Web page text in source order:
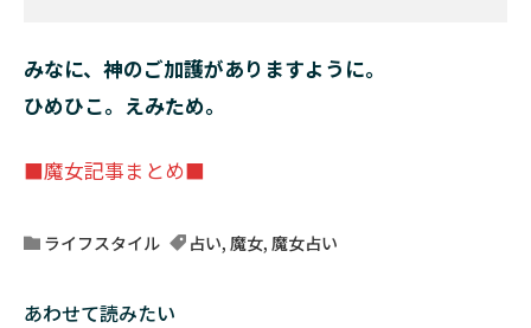
みなに、神のご加護がありますように。
ひめひこ。えみため。
■魔女記事まとめ■
ライフスタイル 占い, 魔女, 魔女占い
あわせて読みたい